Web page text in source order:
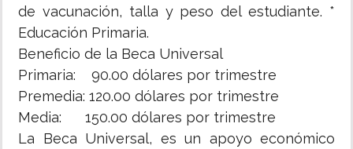
de vacunación, talla y peso del estudiante. *
Educación Primaria.
Beneficio de la Beca Universal
Primaria: 90.00 dólares por trimestre
Premedia: 120.00 dólares por trimestre
Media: 150.00 dólares por trimestre
La Beca Universal, es un apoyo económico